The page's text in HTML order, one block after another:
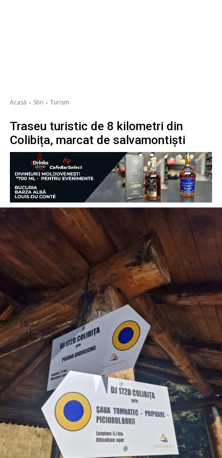
Acasă Stiri Turism
Traseu turistic de 8 kilometri din
Colibița, marcat de salvamontiști